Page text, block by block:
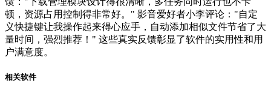
顿，资源占用控制得非常好。" 影音爱好者小李评论："自定
义快捷键让我操作起来得心应手，自动添加相似文件节省了大
量时间，强烈推荐！" 这些真实反馈彰显了软件的实用性和用
户满意度。
相关软件